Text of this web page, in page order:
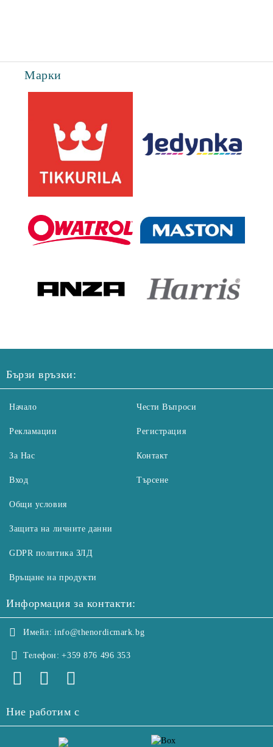
Марки
Бързи връзки:
Начало
Рекламации
За Нас
Вход
Чести Въпроси
Регистрация
Контакт
Търсене
Общи условия
Защита на личните данни
GDPR политика ЗЛД
Връщане на продукти
Информация за контакти:
Имейл: info@thenordicmark.bg
Телефон: +359 876 496 353
Ние работим с